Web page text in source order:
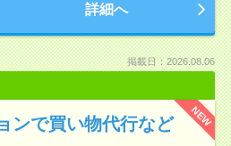
詳細へ
掲載日：2026.08.06
NEW
ンで買い物代行など